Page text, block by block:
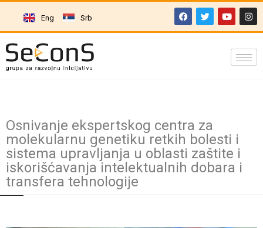
Eng Srb
Osnivanje ekspertskog centra za
molekularnu genetiku retkih bolesti i
sistema upravljanja u oblasti zaštite i
iskorišćavanja intelektualnih dobara i
transfera tehnologije